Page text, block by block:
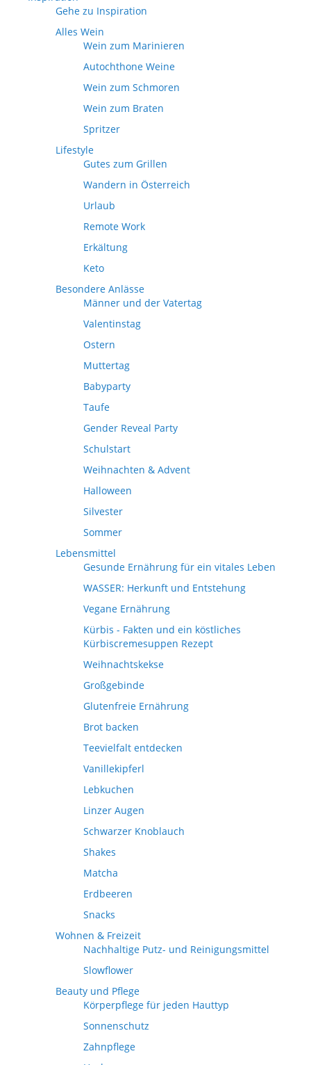
Gehe zu Inspiration
Alles Wein
Wein zum Marinieren
Autochthone Weine
Wein zum Schmoren
Wein zum Braten
Spritzer
Lifestyle
Gutes zum Grillen
Wandern in Österreich
Urlaub
Remote Work
Erkältung
Keto
Besondere Anlässe
Männer und der Vatertag
Valentinstag
Ostern
Muttertag
Babyparty
Taufe
Gender Reveal Party
Schulstart
Weihnachten & Advent
Halloween
Silvester
Sommer
Lebensmittel
Gesunde Ernährung für ein vitales Leben
WASSER: Herkunft und Entstehung
Vegane Ernährung
Kürbis - Fakten und ein köstliches
Kürbiscremesuppen Rezept
Weihnachtskekse
Großgebinde
Glutenfreie Ernährung
Brot backen
Teevielfalt entdecken
Vanillekipferl
Lebkuchen
Linzer Augen
Schwarzer Knoblauch
Shakes
Matcha
Erdbeeren
Snacks
Wohnen & Freizeit
Nachhaltige Putz- und Reinigungsmittel
Slowflower
Beauty und Pflege
Körperpflege für jeden Hauttyp
Sonnenschutz
Zahnpflege